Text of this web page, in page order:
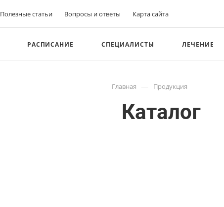
Полезные статьи Вопросы и ответы Карта сайта
РАСПИСАНИЕ СПЕЦИАЛИСТЫ ЛЕЧЕНИЕ
Главная — Продукция
Каталог